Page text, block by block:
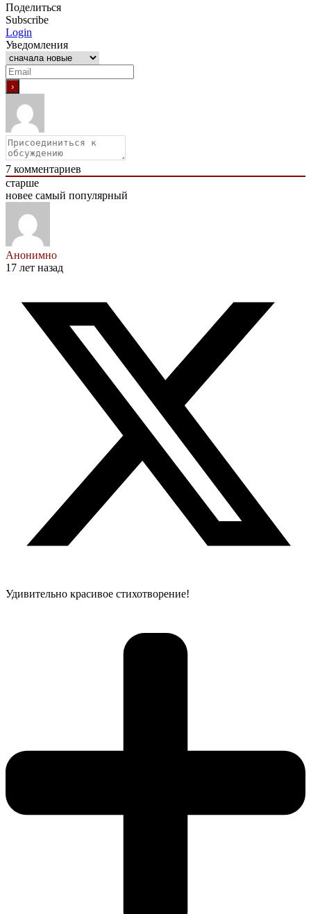
Поделиться
Subscribe
Login
Уведомления
7 комментариев
старше
новее самый популярный
Анонимно
17 лет назад
Удивительно красивое стихотворение!